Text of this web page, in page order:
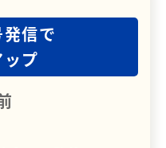
信で
プ